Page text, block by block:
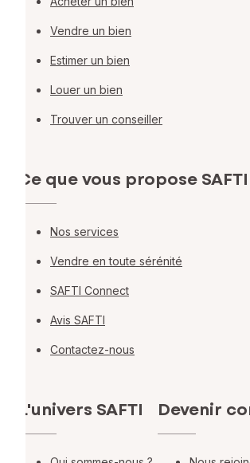
Vendre un bien
Estimer un bien
Louer un bien
Trouver un conseiller
Ce que vous propose SAFTI
Nos services
Vendre en toute sérénité
SAFTI Connect
Avis SAFTI
Contactez-nous
L'univers SAFTI Devenir